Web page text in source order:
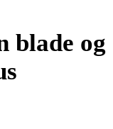
blade og